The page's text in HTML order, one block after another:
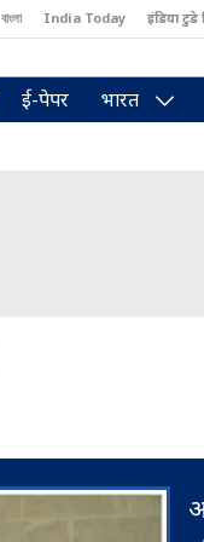
বাংলা India Today इंडिया टुडे
ई-पेपर भारत